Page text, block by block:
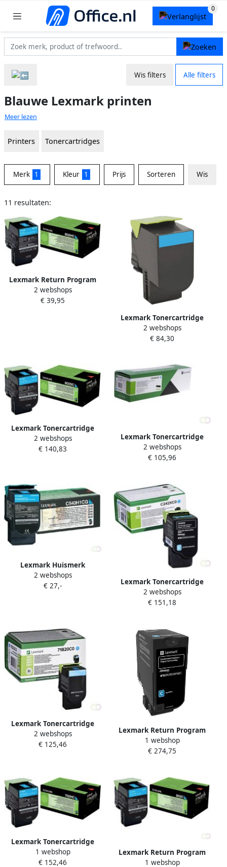
Wis filters Alle filters
Blauwe Lexmark printen
Meer lezen
Printers Tonercartridges
Merk 1 Kleur 1 Prijs Sorteren Wis
11 resultaten:
Lexmark Return Program
toner 802 3.000
pagina&apos;s OEM
2 webshops
€ 39,95
Lexmark Tonercartridge
70C20C0 prebate blauw
2 webshops
€ 84,30
Lexmark Tonercartridge
80C2SC0 prebate blauw
2 webshops
€ 140,83
Lexmark Tonercartridge
C3220C0 blauw
2 webshops
€ 105,96
Lexmark Huismerk
C540H1CG Toner Cyaan
Hoge Capaciteit
2 webshops
€ 27,-
Lexmark Tonercartridge
C242XC0 blauw
2 webshops
€ 151,18
Lexmark Tonercartridge
71B20C0 blauw
2 webshops
€ 125,46
Lexmark Return Program
toner CS72x 7.000
pagina&apos;s OEM
1 webshop
€ 274,75
Lexmark Tonercartridge
70C2HC0 prebate blauw HC
1 webshop
€ 152,46
Lexmark Return Program
toner 802 1.000 pagina's
1 webshop